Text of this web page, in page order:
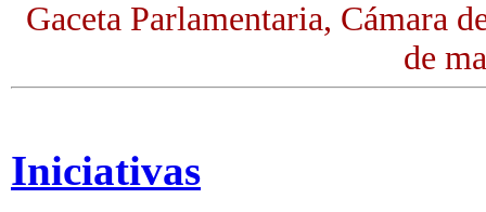
Gaceta Parlamentaria, Cámara
de
Iniciativas